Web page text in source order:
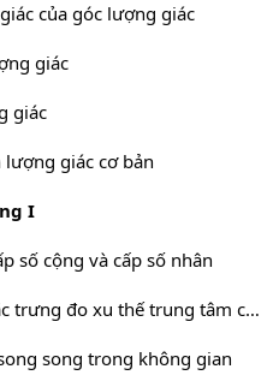
của góc lượng giác
giác
giác
giác cơ bản
I
số cộng và cấp số nhân
Chương III. Các số đặc trưng đo xu thế trung tâm của mẫu số liệu ghép nhóm
song trong không gian